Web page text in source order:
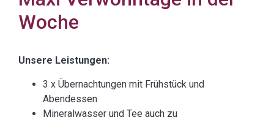
Woche
Unsere Leistungen:
3 x Übernachtungen mit Frühstück und
Abendessen
Mineralwasser und Tee auch zu